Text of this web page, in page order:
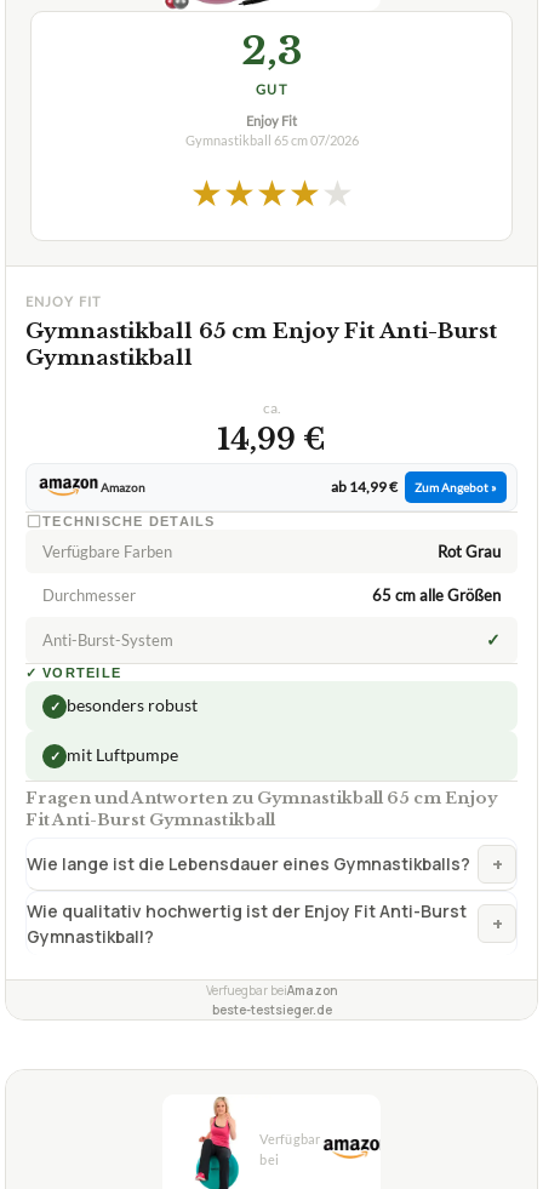
2,3
GUT
Enjoy Fit
Gymnastikball 65 cm07/2026
★★★★★
ENJOY FIT
Gymnastikball 65 cm Enjoy Fit Anti-Burst
Gymnastikball
ca.
14,99 €
Amazon ab 14,99 € Zum Angebot »
TECHNISCHE DETAILS
Verfügbare Farben Rot Grau
Durchmesser 65 cm alle Größen
Anti-Burst-System ✓
✓ VORTEILE
✓ besonders robust
✓ mit Luftpumpe
Fragen und Antworten zu Gymnastikball 65 cm Enjoy
Fit Anti-Burst Gymnastikball
Wie lange ist die Lebensdauer eines Gymnastikballs? +
Wie qualitativ hochwertig ist der Enjoy Fit Anti-Burst
Gymnastikball?
+
Verfuegbar beiAmazon
beste-testsieger.de